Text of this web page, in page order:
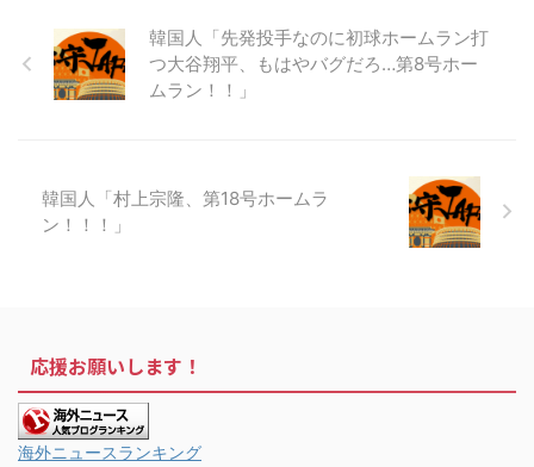
韓国人「先発投手なのに初球ホームラン打
つ大谷翔平、もはやバグだろ…第8号ホー
ムラン！！」
韓国人「村上宗隆、第18号ホームラ
ン！！！」
応援お願いします！
海外ニュースランキング